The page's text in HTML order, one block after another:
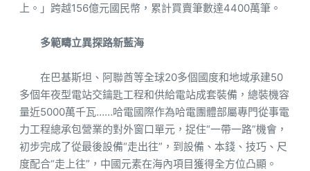
上。」跨越156億元國民幣，累計買賣筆數達4400萬筆。
多範疇立異探路新藍海
在巴基斯坦、阿聯酋等全球20多個國度和地域承建50
多個年夜型電站交鑰匙工程和供給電站成套裝備，總裝機容
量近5000萬千瓦……哈電國際作為哈電團體部屬專門從事電
力工程總承包營業的對外窗口單元，捉住“一帶一路”機會，
初步完成了從最後設備“走出往”，到設備、本錢、技巧、尺
度配合“走上往”，中國元素在海內項目獲得全方位凸顯。